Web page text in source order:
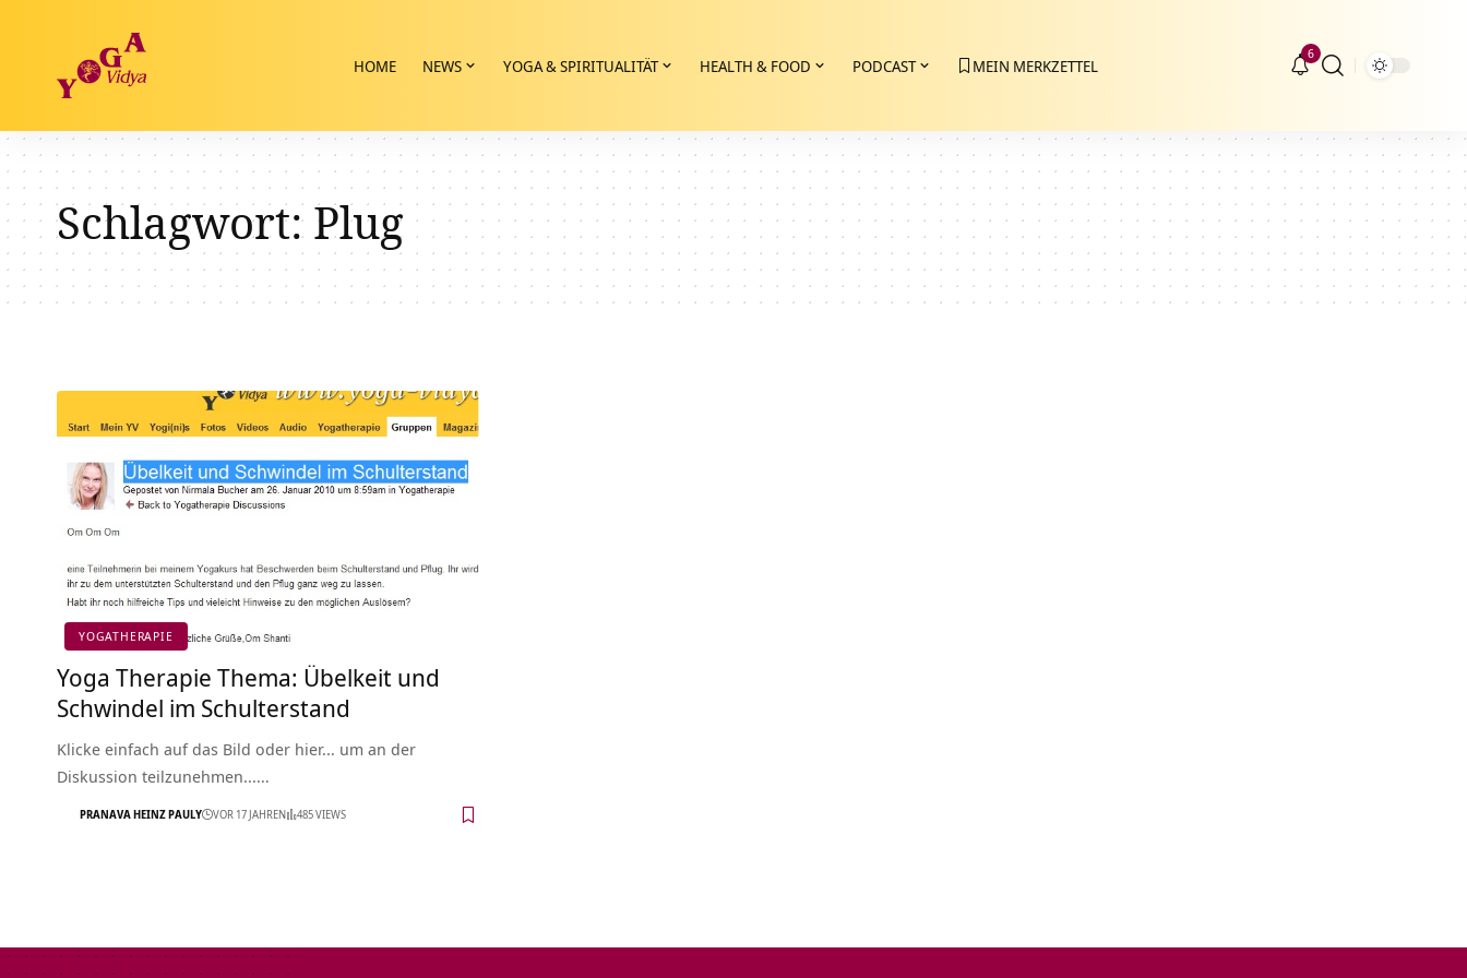
HOME NEWS YOGA & SPIRITUALITÄT HEALTH & FOOD PODCAST MEIN MERKZETTEL
6
Schlagwort:Plug
YOGATHERAPIE
Yoga Therapie Thema: Übelkeit und
Schwindel im Schulterstand
Klicke einfach auf das Bild oder hier... um an der
Diskussion teilzunehmen...…
PRANAVA HEINZ PAULY VOR 17 JAHREN 485 VIEWS